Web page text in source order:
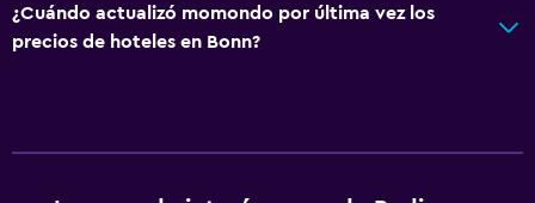
Inodoro con barras de apoyo
Áreas designadas para fumadores
Vista al río
¿Cuándo actualizó momondo por última vez los
precios de hoteles en Bonn?